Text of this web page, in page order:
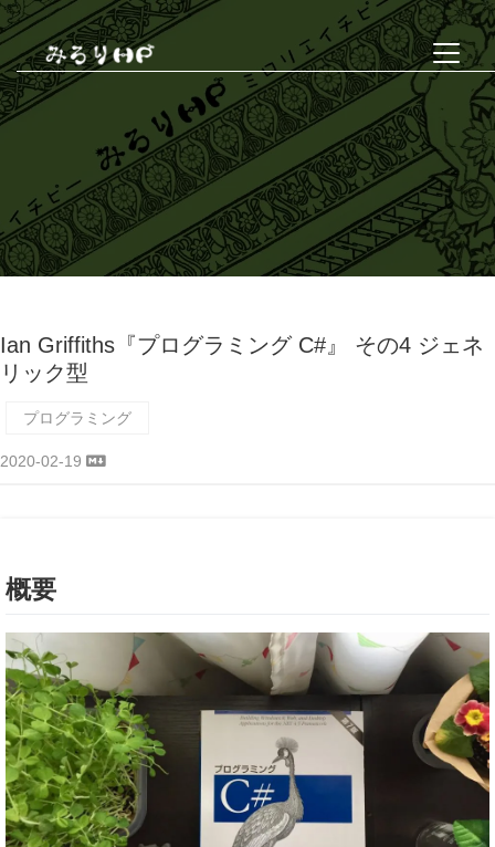
Ian Griffiths『プログラミング C#』 その4 ジェネ
リック型
プログラミング
2020-02-19
概要